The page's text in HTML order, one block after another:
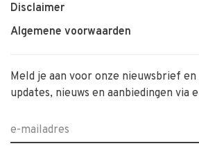
Disclaimer
Algemene voorwaarden
Meld je aan voor onze nieuwsbrief
updates, nieuws en aanbiedingen via